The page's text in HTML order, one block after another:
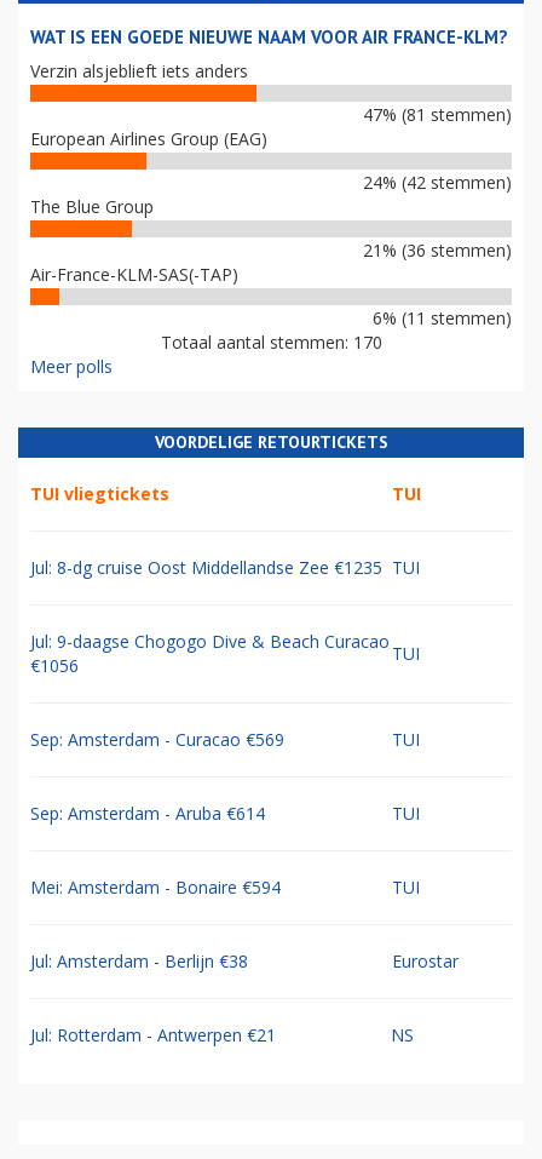
WAT IS EEN GOEDE NIEUWE NAAM VOOR AIR FRANCE-KLM?
Verzin alsjeblieft iets anders
47% (81 stemmen)
European Airlines Group (EAG)
24% (42 stemmen)
The Blue Group
21% (36 stemmen)
Air-France-KLM-SAS(-TAP)
6% (11 stemmen)
Totaal aantal stemmen: 170
Meer polls
VOORDELIGE RETOURTICKETS
TUI vliegtickets TUI
Jul: 8-dg cruise Oost Middellandse Zee €1235 TUI
Jul: 9-daagse Chogogo Dive & Beach Curacao
€1056
TUI
Sep: Amsterdam - Curacao €569 TUI
Sep: Amsterdam - Aruba €614 TUI
Mei: Amsterdam - Bonaire €594 TUI
Jul: Amsterdam - Berlijn €38 Eurostar
Jul: Rotterdam - Antwerpen €21 NS